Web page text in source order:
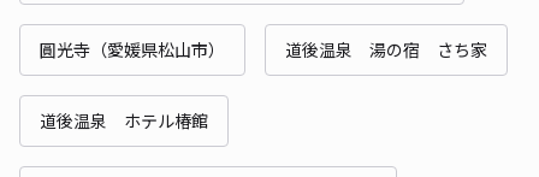
圓光寺（愛媛県松山市） 道後温泉 湯の宿 さち家
道後温泉 ホテル椿館